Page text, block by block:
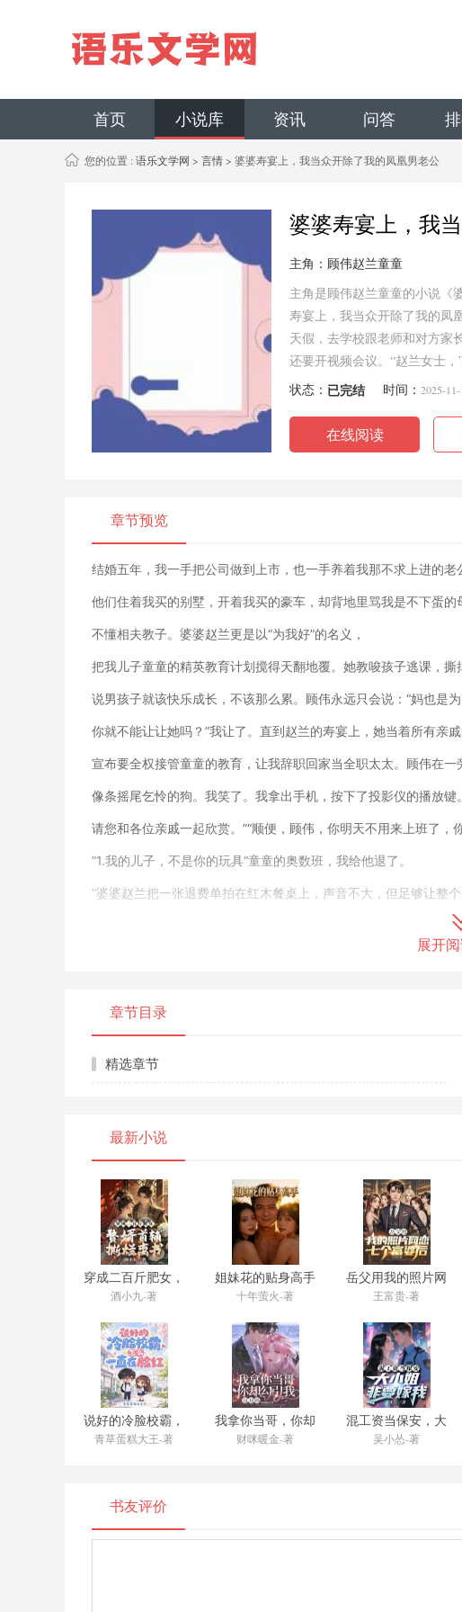
首页 小说库 资讯 问答
您的位置 :语乐文学网 > 言情> 婆婆寿宴上，我当众开除了我的凤凰男老公
婆婆寿宴上，我
主角：顾伟赵兰童童
主角是顾伟赵兰童童的小说《
寿宴上，我当众开除了我的凤
天假，去学校跟老师和对方家
还要开视频会议。“赵兰女士
状态： 已完结 时间： 2025-
在线阅读
章节预览
结婚五年，我一手把公司做到上市，也一手养着我那不求上进的老
他们住着我买的别墅，开着我买的豪车，却背地里骂我是不下蛋的
不懂相夫教子。婆婆赵兰更是以“为我好”的名义，
把我儿子童童的精英教育计划搅得天翻地覆。她教唆孩子逃课，撕
说男孩子就该快乐成长，不该那么累。顾伟永远只会说：“妈也是为
你就不能让让她吗？”我让了。直到赵兰的寿宴上，她当着所有亲戚
宣布要全权接管童童的教育，让我辞职回家当全职太太。顾伟在一
像条摇尾乞怜的狗。我笑了。我拿出手机，按下了投影仪的播放键
请您和各位亲戚一起欣赏。”“顺便，顾伟，你明天不用来上班了，
”1.我的儿子，不是你的玩具“童童的奥数班，我给他退了。
”婆婆赵兰把一张退费单拍在红木餐桌上，声音不大，但足够让整个
我正用公筷给儿子童童夹一块清蒸鳕鱼，手在半空顿住。鱼肉上的
”我放下筷子，没看她，只看着童童。童童六岁，正是对世界好奇
”赵兰的嗓门提了起来，她最擅长用血缘关系来压人。“你看看孩子
你天天逼他学这个学那个，有没有人性？童年就一次，你非要把他
”我用餐巾擦了擦嘴角，动作很慢。“赵兰女士，第一，奥数班是我
在公司开董事会，面对那群老狐狸，我也是这个调调。讲事实，摆
“你负责？你怎么负责的？”赵兰像是被点燃的炮仗，一下就炸了。“
见过孩子几面？孩子感冒发烧，是我带去医院的！孩子饿了哭了，
你别以为你赚几个臭钱就了不起了！你是个当妈的，当妈的就得有
江瑜也是工作忙。江瑜，你也少说两句，妈不是那个意思，她就是
”他永远是这样。一个完美的泥瓦匠，致力于把家里所有的裂缝都
至于裂缝为什么存在，墙体是不是已经歪了，他不管。“我哪个意
矛头转向她儿子，“你给我说清楚！难道我说错了？她一年365天，
假装喝汤。“妈，吃饭，吃饭，菜都凉了。”我心里冷笑一声。不认识
我每天早上六点起床，给他准备早餐，送他去幼儿园，然后才去公
展开
章节目录
精选章节
最新小说
穿成二百斤肥女，
赘婿首辅撕烂离书
酒小九-著
姐妹花的贴身高手
十年萤火-著
岳父用我的照片网
恋七个富婆后
王富贵-著
说好的冷脸校霸，
怎么一直在脸红
青草蛋糕大王-著
我拿你当哥，你却
勾引我，这对吗
财咪暖金-著
混工资当保安，大
小姐非要嫁我
吴小怂-著
书友评价